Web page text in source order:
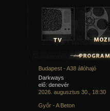
Budapest - A38 állóhajó
Darkways
elő: denevér
2026. augusztus 30., 18:30
Győr - A Beton